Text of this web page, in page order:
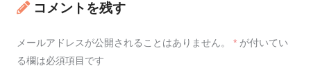
コメントを残す
メールアドレスが公開されることはありません。 * が付いてい
る欄は必須項目です